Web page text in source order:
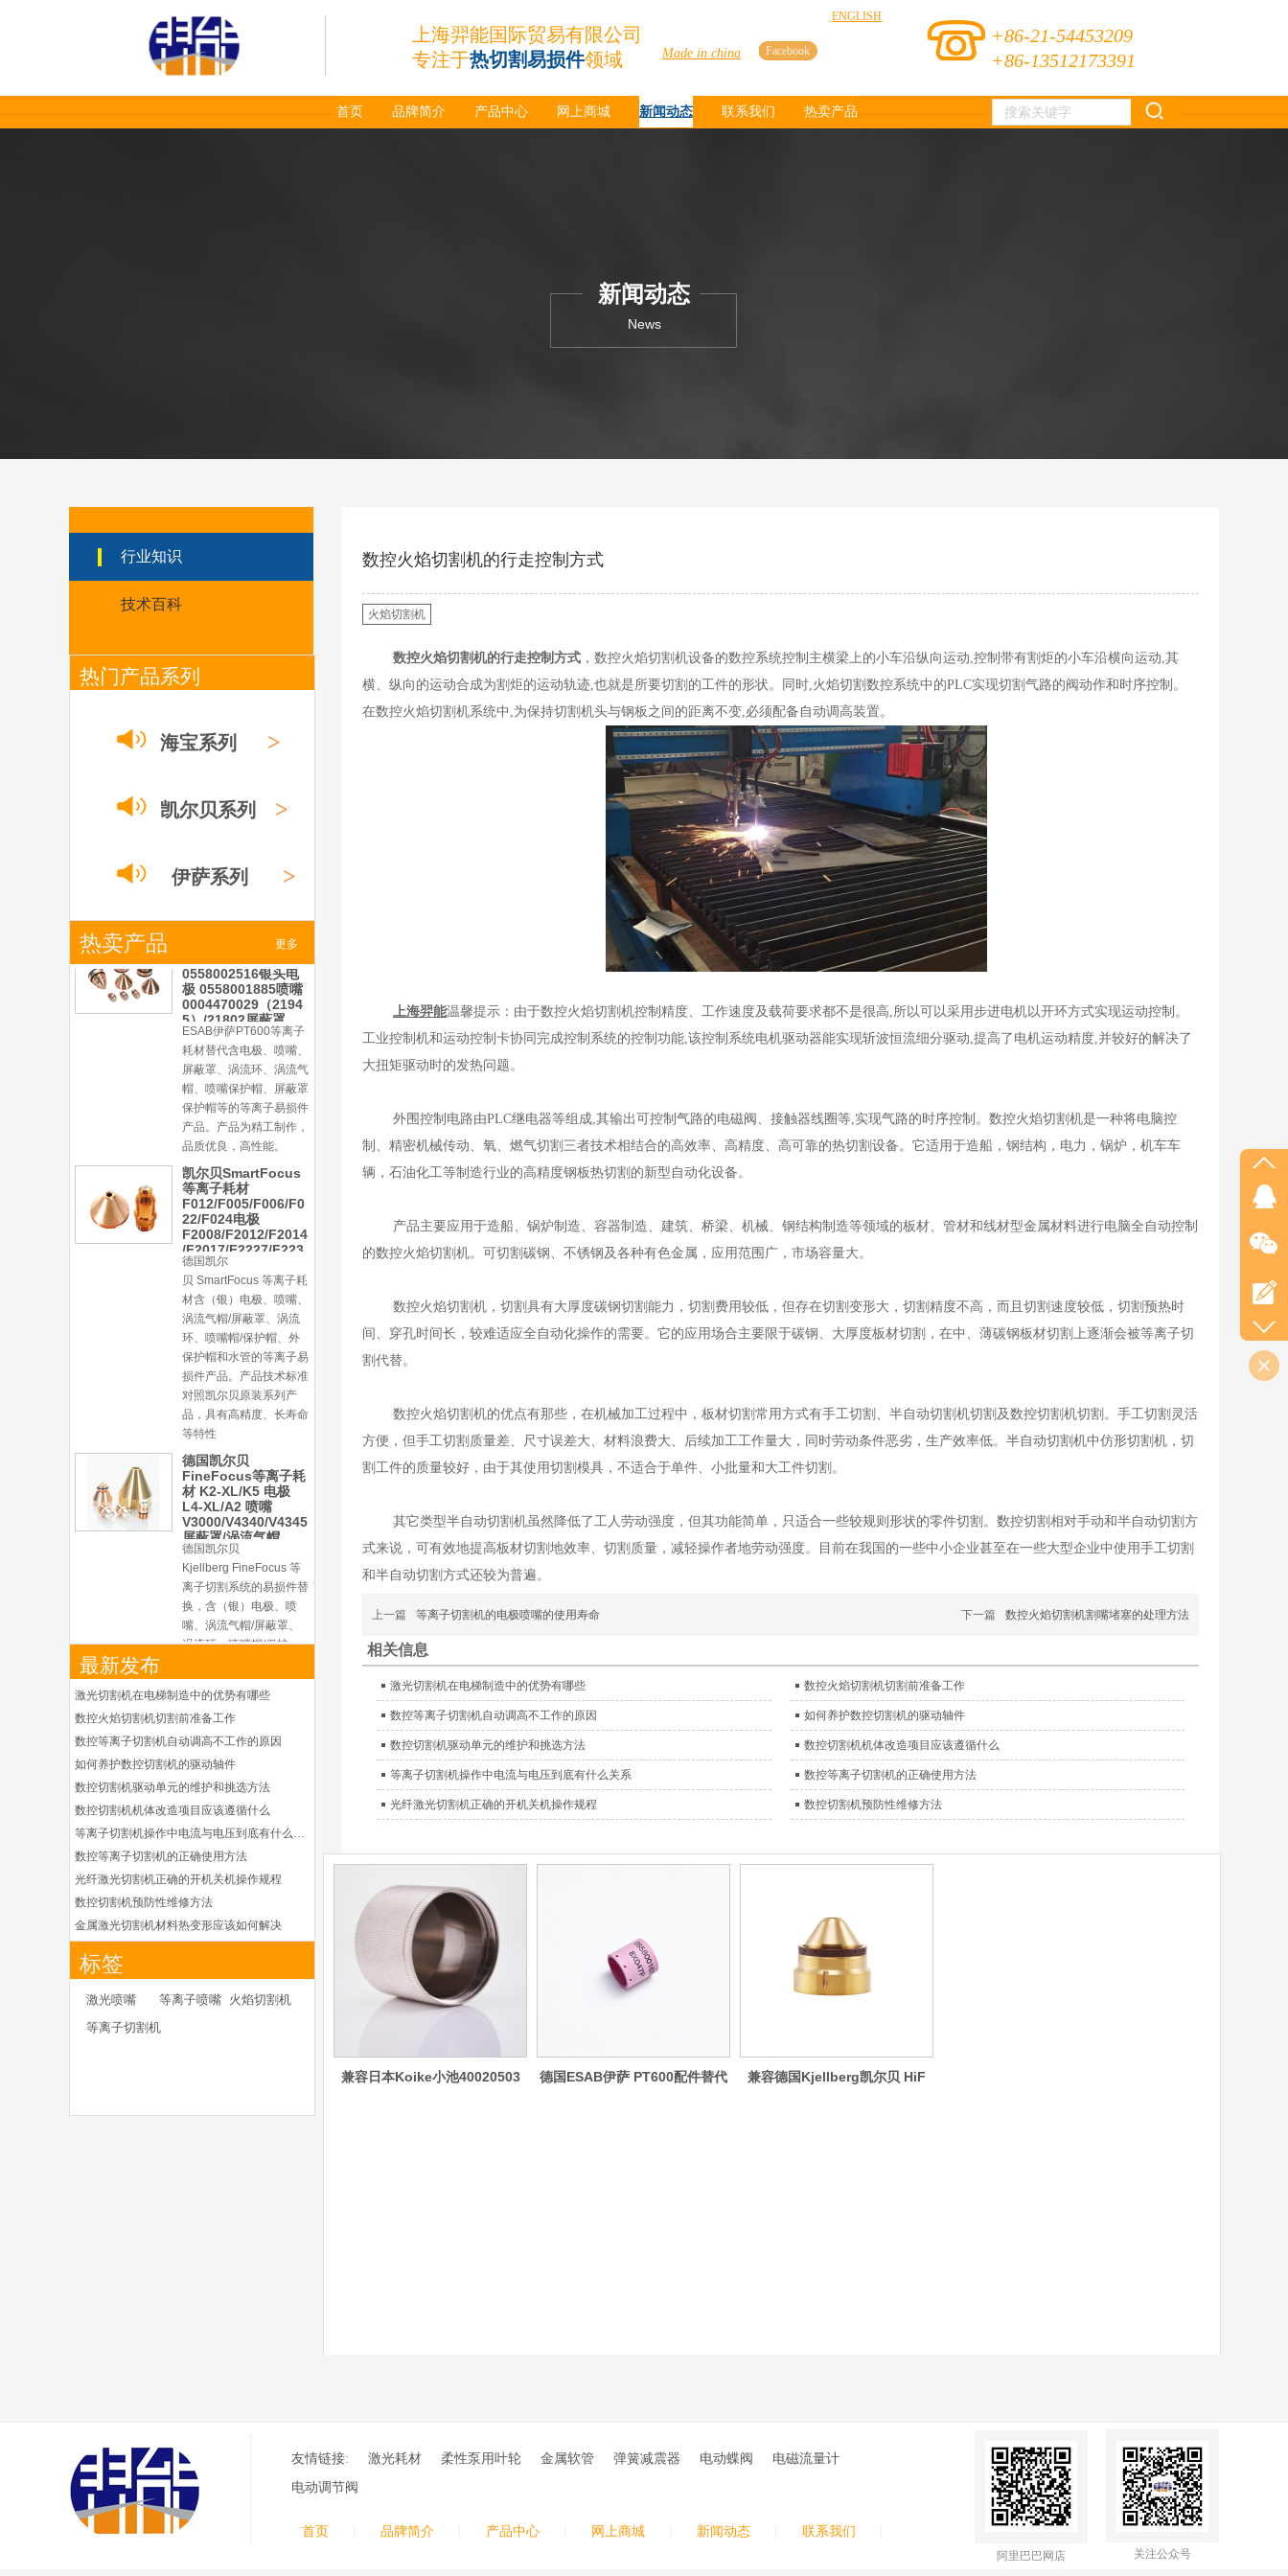
+86-21-54453209
+86-13512173391
上海羿能国际贸易有限公司
专注于热切割易损件领域
ENGLISH
Facebook
Made in china
首页 品牌简介 产品中心 网上商城 新闻动态 联系我们 热卖产品
新闻动态
News
行业知识
技术百科
热门产品系列
海宝系列 >
凯尔贝系列 >
伊萨系列 >
>
激光系列 >
热卖产品 更多
030078/030060/030
Super 400（Plus）等离
品。产品技术标准对照原
ESAB伊萨PT36等离
子耗
0558006014/6020/6
023/6030/05581072
ESAB伊萨PT36等离子耗
帽、喷嘴保护帽、屏蔽罩
品质优良，高性能。
极 0558001885喷嘴
5）/21802屏蔽罩
ESAB伊萨PT600等离子
耗材替代含电极、喷嘴、
屏蔽罩、涡流环、涡流气
帽、喷嘴保护帽、屏蔽罩
保护帽等的等离子易损件
产品。产品为精工制作，
品质优良，高性能。
凯尔贝SmartFocus
等离子耗材
22/F024电极
F2008/F2012/F2014
/F2017/F2227/F223
0/F2231喷嘴
德国凯尔
贝 SmartFocus 等离子耗
材含（银）电极、喷嘴、
涡流气帽/屏蔽罩、涡流
环、喷嘴帽/保护帽、外
保护帽和水管的等离子易
损件产品。产品技术标准
对照凯尔贝原装系列产
品，具有高精度、长寿命
等特性
德国凯尔贝
FineFocus等离子耗
L4-XL/A2 喷嘴
V3000/V4340/V4345
屏蔽罩/涡流气帽
德国凯尔贝
Kjellberg FineFocus 等
离子切割系统的易损件替
换，含（银）电极、喷
嘴、涡流气帽/屏蔽罩、
涡流环、喷嘴帽/保护
帽、外保护帽和水管的等
离子易损件产品。产品技
德国凯尔贝
HiFocusYN 等离子
耗材
Y 电极
G2012YN/G2326YN/
喷嘴
本系列产品适用于德国凯
尔贝Kjellberg激光等离子
电源HiFocusYN 等离子
切割系统的易损件替换，
含（银）电极、喷嘴、涡
环、喷嘴帽/保护帽、外
保护帽和水管的等离子易
损件产品
G002YL/G032YL/G0
34YL电极
含（银）电极、喷嘴、涡
产品。产
日本小池super 400(
plus)替代等离子耗材
031027/40016358电
最新发布
激光切割机在电梯制造中的优势有哪些
数控火焰切割机切割前准备工作
数控等离子切割机自动调高不工作的原因
如何养护数控切割机的驱动轴件
数控切割机驱动单元的维护和挑选方法
数控切割机机体改造项目应该遵循什么
等离子切割机操作中电流与电压到底有什么关系
数控等离子切割机的正确使用方法
光纤激光切割机正确的开机关机操作规程
数控切割机预防性维修方法
金属激光切割机材料热变形应该如何解决
光纤激光切割机常用的切割辅助气体
光纤激光切割机辅助气体如何选择
标签
激光喷嘴 等离子喷嘴 火焰切割机
等离子切割机
数控火焰切割机的行走控制方式
火焰切割机
数控火焰切割机的行走控制方式 ，数控火焰切割机设备的数控系统控制主横梁上的小车沿纵向运动,控制带有割炬的小车沿横向运动,其
横、纵向的运动合成为割炬的运动轨迹,也就是所要切割的工件的形状。同时,火焰切割数控系统中的PLC实现切割气路的阀动作和时序控制。
在数控火焰切割机系统中,为保持切割机头与钢板之间的距离不变,必须配备自动调高装置。
上海羿能温馨提示：由于数控火焰切割机控制精度、工作速度及载荷要求都不是很高,所以可以采用步进电机以开环方式实现运动控制。
工业控制机和运动控制卡协同完成控制系统的控制功能,该控制系统电机驱动器能实现斩波恒流细分驱动,提高了电机运动精度,并较好的解决了
大扭矩驱动时的发热问题。
外围控制电路由PLC继电器等组成,其输出可控制气路的电磁阀、接触器线圈等,实现气路的时序控制。数控火焰切割机是一种将电脑控
制、精密机械传动、氧、燃气切割三者技术相结合的高效率、高精度、高可靠的热切割设备。它适用于造船，钢结构，电力，锅炉，机车车
辆，石油化工等制造行业的高精度钢板热切割的新型自动化设备。
产品主要应用于造船、锅炉制造、容器制造、建筑、桥梁、机械、钢结构制造等领域的板材、管材和线材型金属材料进行电脑全自动控制
的数控火焰切割机。可切割碳钢、不锈钢及各种有色金属，应用范围广，市场容量大。
数控火焰切割机，切割具有大厚度碳钢切割能力，切割费用较低，但存在切割变形大，切割精度不高，而且切割速度较低，切割预热时
间、穿孔时间长，较难适应全自动化操作的需要。它的应用场合主要限于碳钢、大厚度板材切割，在中、薄碳钢板材切割上逐渐会被等离子切
割代替。
数控火焰切割机的优点有那些，在机械加工过程中，板材切割常用方式有手工切割、半自动切割机切割及数控切割机切割。手工切割灵活
方便，但手工切割质量差、尺寸误差大、材料浪费大、后续加工工作量大，同时劳动条件恶劣，生产效率低。半自动切割机中仿形切割机，切
割工件的质量较好，由于其使用切割模具，不适合于单件、小批量和大工件切割。
其它类型半自动切割机虽然降低了工人劳动强度，但其功能简单，只适合一些较规则形状的零件切割。数控切割相对手动和半自动切割方
式来说，可有效地提高板材切割地效率、切割质量，减轻操作者地劳动强度。目前在我国的一些中小企业甚至在一些大型企业中使用手工切割
和半自动切割方式还较为普遍。
上一篇 等离子切割机的电极喷嘴的使用寿命 下一篇 数控火焰切割机割嘴堵塞的处理方法
相关信息
激光切割机在电梯制造中的优势有哪些 数控火焰切割机切割前准备工作
数控等离子切割机自动调高不工作的原因 如何养护数控切割机的驱动轴件
数控切割机驱动单元的维护和挑选方法 数控切割机机体改造项目应该遵循什么
等离子切割机操作中电流与电压到底有什么关系 数控等离子切割机的正确使用方法
光纤激光切割机正确的开机关机操作规程 数控切割机预防性维修方法
兼容日本Koike小池40020503
德国ESAB伊萨 PT600配件替代
兼容德国Kjellberg凯尔贝 HiF
首页 品牌简介 产品中心 网上商城 新闻动态 联系我们
友情链接: 激光耗材 柔性泵用叶轮 金属软管 弹簧减震器 电动蝶阀
电磁流量计
电动调节阀
阿里巴巴网店 关注公众号